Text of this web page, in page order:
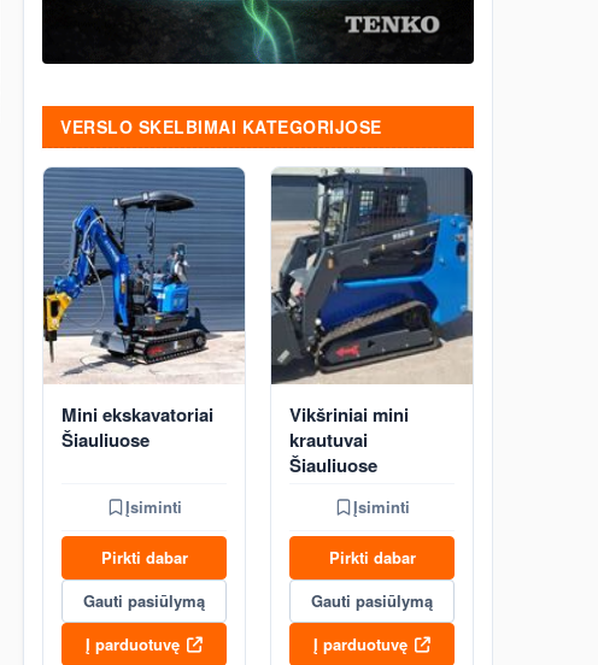
VERSLO SKELBIMAI KATEGORIJOSE
Mini ekskavatoriai
Šiauliuose
Įsiminti
Pirkti dabar
Gauti pasiūlymą
Į parduotuvę
Vikšriniai mini
krautuvai
Šiauliuose
Įsiminti
Pirkti dabar
Gauti pasiūlymą
Į parduotuvę